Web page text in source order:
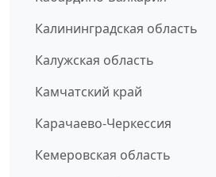
Калининградская область
Калужская область
Камчатский край
Карачаево-Черкессия
Кемеровская область